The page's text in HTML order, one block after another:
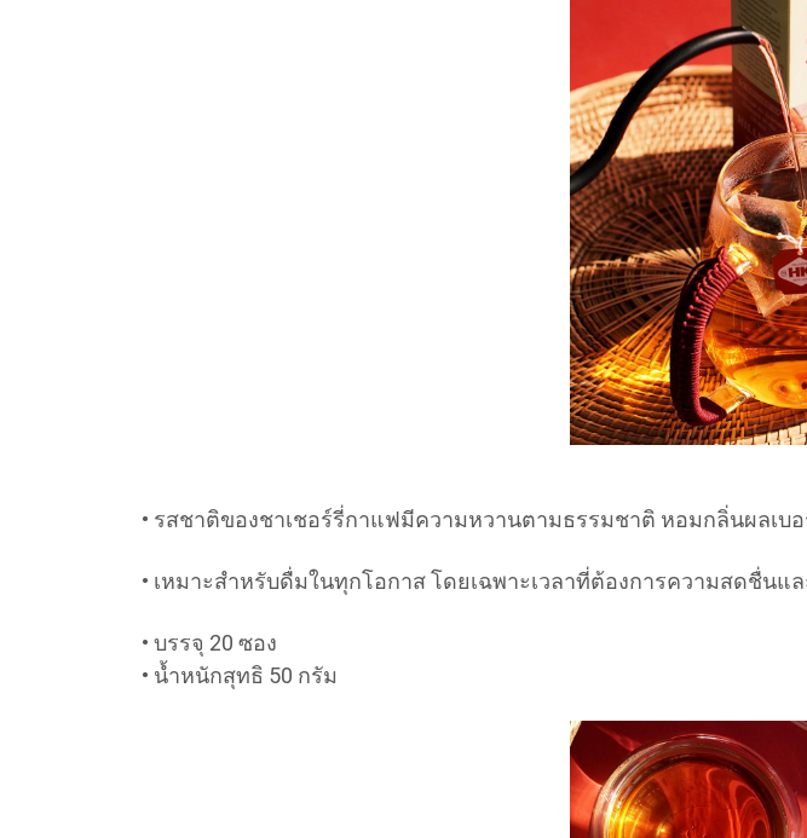
• รสชาติของชาเชอร์รี่กาแฟมีความหวานตามธรรมชาติ หอมกลิ่นผลเ
• เหมาะสำหรับดื่มในทุกโอกาส โดยเฉพาะเวลาที่ต้องการความสดชื่นแล
• บรรจุ 20 ซอง
• น้ำหนักสุทธิ 50 กรัม